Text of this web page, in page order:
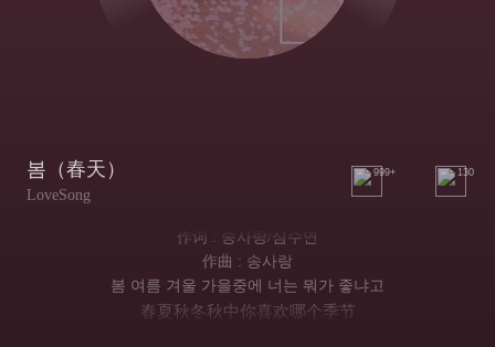
봄（春天）
LoveSong
999+ 130
作词 : 송사랑/심수연
作曲 : 송사랑
봄 여름 겨울 가을중에 너는 뭐가 좋냐고
春夏秋冬秋中你喜欢哪个季节